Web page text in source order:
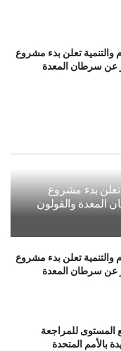
تعلن بدء مشروع
عن سرطان المعدة
تعلن بدء مشروع
المعدة والقولون
تعلن بدء مشروع
عن سرطان المعدة
المستوى للمراجعة
بالأمم المتحدة